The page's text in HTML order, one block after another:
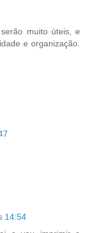
muito úteis, e
e organização.
14:54